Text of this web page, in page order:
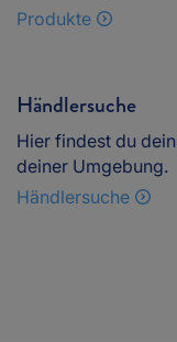
Produkte
Händlersuche
Hier findest du
deiner Umgebung.
Händlersuche